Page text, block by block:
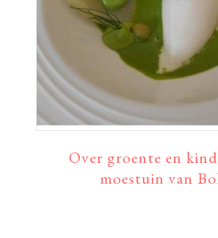
Over groente en
moestuin van